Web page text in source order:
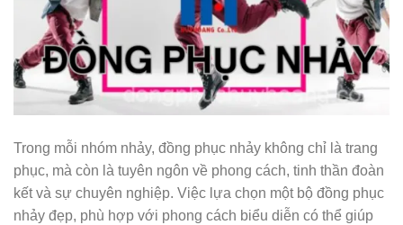
Trong mỗi nhóm nhảy, đồng phục nhảy không chỉ là trang
phục, mà còn là tuyên ngôn về phong cách, tinh thần đoàn
kết và sự chuyên nghiệp. Việc lựa chọn một bộ đồng phục
nhảy đẹp, phù hợp với phong cách biểu diễn có thể giúp